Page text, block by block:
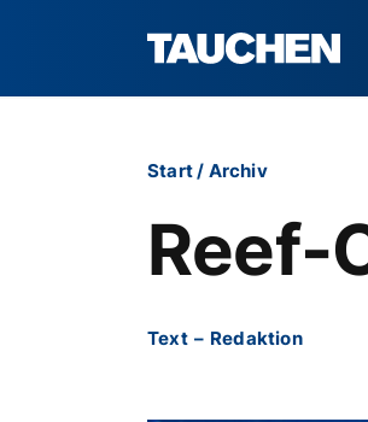
Start/ Archiv
Reef-
Text – Redaktion